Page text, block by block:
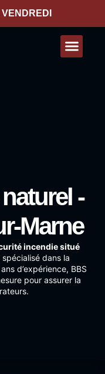
-
Marne
incendie situé
dans la
d’expérience, BBS
pour assurer la